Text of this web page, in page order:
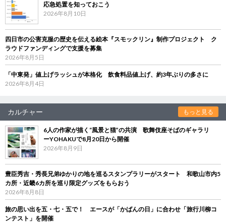
応急処置を知っておこう
2026年8月10日
四日市の公害克服の歴史を伝える絵本『スモックリン』制作プロジェクト ク
ラウドファンディングで支援を募集
2026年8月5日
「中東発」値上げラッシュが本格化 飲食料品値上げ、約3年ぶりの多さに
2026年8月4日
カルチャー もっと見る
6人の作家が描く“風景と猫”の共演 歌舞伎座そばのギャラリ
ーYOHAKUで8月20日から開催
2026年8月9日
豊臣秀吉・秀長兄弟ゆかりの地を巡るスタンプラリーがスタート 和歌山市内5
カ所・近畿6カ所を巡り限定グッズをもらおう
2026年8月8日
旅の思い出を五・七・五で！ エースが「かばんの日」に合わせ「旅行川柳コ
ンテスト」を開催